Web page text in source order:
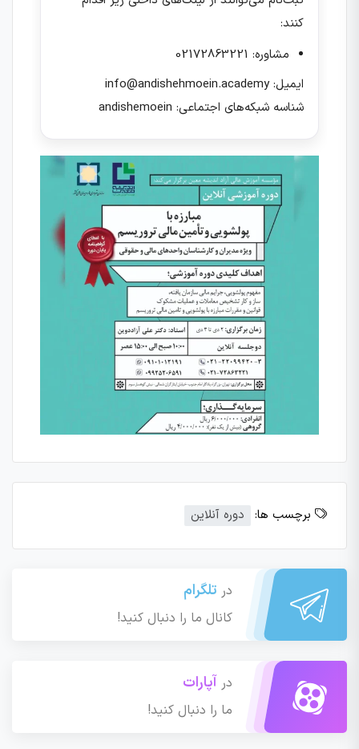
کنند:
مشاوره: 02172863221
ایمیل: info@andishehmoein.academy
شناسه شبکه‌های اجتماعی: andishemoein
برچسب ها: دوره آنلاین
در تلگرام
کانال ما را دنبال کنید!
در آپارات
ما را دنبال کنید!